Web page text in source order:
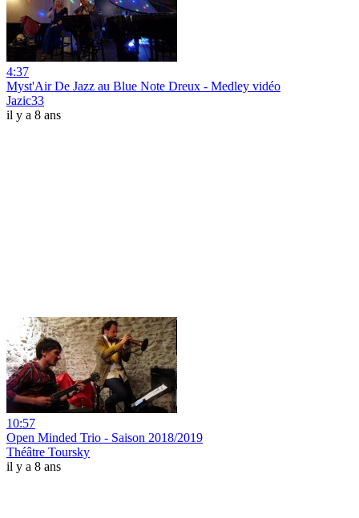
4:37
Myst'Air De Jazz au Blue Note Dreux - Medley vidéo
Jazic33
il y a 8 ans
10:57
Open Minded Trio - Saison 2018/2019
Théâtre Toursky
il y a 8 ans